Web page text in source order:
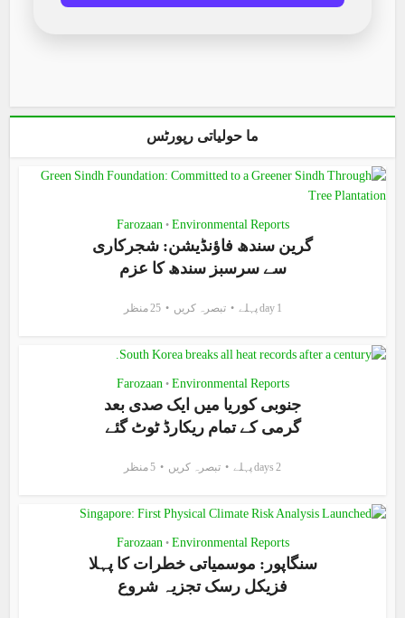
ما حولیاتی رپورٹس
Environmental Reports
•
Farozaan
گرین سندھ فاؤنڈیشن: شجرکاری
سے سرسبز سندھ کا عزم
1 day پہلے تبصرہ کریں 25 منظر
Environmental Reports
•
Farozaan
جنوبی کوریا میں ایک صدی بعد
گرمی کے تمام ریکارڈ ٹوٹ گئے
2 days پہلے تبصرہ کریں 5 منظر
Environmental Reports
•
Farozaan
سنگاپور: موسمیاتی خطرات کا پہلا
فزیکل رسک تجزیہ شروع